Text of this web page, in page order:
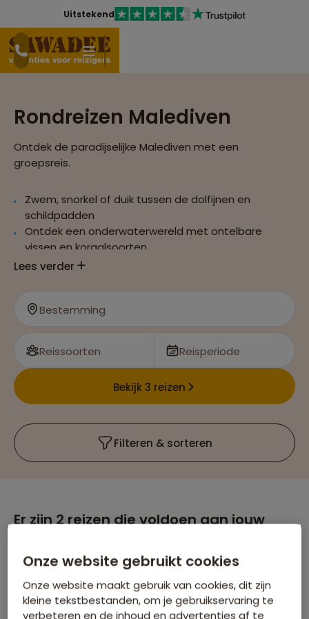
Uitstekend
Rondreizen Malediven
Ontdek de paradijselijke Malediven met een
groepsreis.
Zwem, snorkel of duik tussen de dolfijnen en
schildpadden
Ontdek een onderwaterwereld met ontelbare
vissen en koraalsoorten
Relax op een van paradijselijke witte stranden
Lees verder
Bestemming
Reissoorten Reisperiode
Bekijk 3 reizen
Filteren & sorteren
Er zijn2reizen die voldoen aan jouw
Verwijder alle filters
Onze website gebruikt cookies
Onze website maakt gebruik van cookies, dit zijn
kleine tekstbestanden, om je gebruikservaring te
verbeteren en de inhoud en advertenties af te